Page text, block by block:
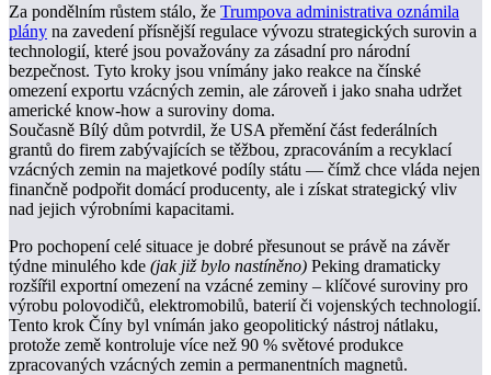
Za pondělním růstem stálo, že Trumpova administrativa oznámila
plány na zavedení přísnější regulace vývozu strategických surovin a
technologií, které jsou považovány za zásadní pro národní
bezpečnost. Tyto kroky jsou vnímány jako reakce na čínské
omezení exportu vzácných zemin, ale zároveň i jako snaha udržet
americké know-how a suroviny doma.
Současně Bílý dům potvrdil, že USA přemění část federálních
grantů do firem zabývajících se těžbou, zpracováním a recyklací
vzácných zemin na majetkové podíly státu — čímž chce vláda nejen
finančně podpořit domácí producenty, ale i získat strategický vliv
nad jejich výrobními kapacitami.
Pro pochopení celé situace je dobré přesunout se právě na závěr
týdne minulého kde (jak již bylo nastíněno) Peking dramaticky
rozšířil exportní omezení na vzácné zeminy – klíčové suroviny pro
výrobu polovodičů, elektromobilů, baterií či vojenských technologií.
Tento krok Číny byl vnímán jako geopolitický nástroj nátlaku,
protože země kontroluje více než 90 % světové produkce
zpracovaných vzácných zemin a permanentních magnetů.